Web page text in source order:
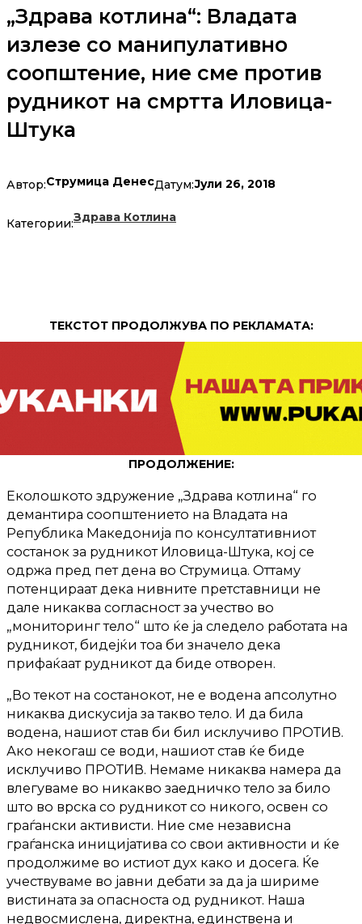
„Здрава котлина“: Владата
излезе со манипулативно
соопштение, ние сме против
рудникот на смртта Иловица-
Штука
Автор:Струмица ДенесДатум:Јули 26, 2018
Категории:Здрава Котлина
ТЕКСТОТ ПРОДОЛЖУВА ПО РЕКЛАМАТА:
ПРОДОЛЖЕНИЕ:
Еколошкото здружение „Здрава котлина“ го
демантира соопштението на Владата на
Република Македонија по консултативниот
состанок за рудникот Иловица-Штука, кој се
одржа пред пет дена во Струмица. Оттаму
потенцираат дека нивните претставници не
дале никаква согласност за учество во
„мониторинг тело“ што ќе ја следело работата на
рудникот, бидејќи тоа би значело дека
прифаќаат рудникот да биде отворен.
„Во текот на состанокот, не е водена апсолутно
никаква дискусија за такво тело. И да била
водена, нашиот став би бил исклучиво ПРОТИВ.
Ако некогаш се води, нашиот став ќе биде
исклучиво ПРОТИВ. Немаме никаква намера да
влегуваме во никакво заедничко тело за било
што во врска со рудникот со никого, освен со
граѓански активисти. Ние сме независна
граѓанска иницијатива со свои активности и ќе
продолжиме во истиот дух како и досега. Ќе
учествуваме во јавни дебати за да ја шириме
вистината за опасноста од рудникот. Наша
недвосмислена, директна, единствена и